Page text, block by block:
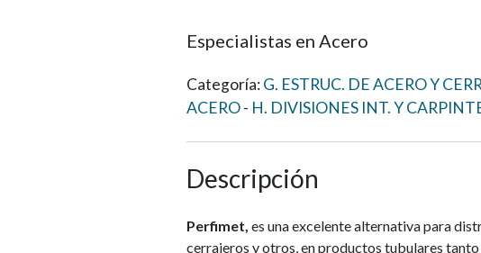
Especialistas en Acero
Categoría:G. ESTRUC. DE ACERO Y
ACERO
H. DIVISIONES INT. Y
Descripción
Perfimet, es una excelente alternativa para
cerrajeros y otros, en productos tubulares